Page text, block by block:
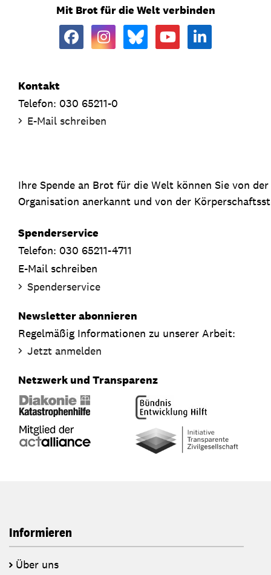
Mit Brot für die Welt verbinden
Kontakt
Telefon: 030 65211-0
E-Mail schreiben
Ihre Spende an Brot für die Welt können Sie von
Organisation anerkannt und von der
Spenderservice
Telefon: 030 65211-4711
E-Mail schreiben
Spenderservice
Newsletter abonnieren
Regelmäßig Informationen zu unserer Arbeit:
Jetzt anmelden
Netzwerk und Transparenz
Informieren
Über uns